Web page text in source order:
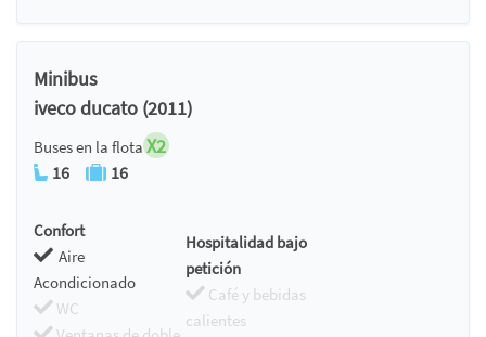
Minibus
iveco ducato (2011)
Buses en la flota X2
16 16
Confort
Aire
Acondicionado
WC
Hospitalidad bajo
petición
Café y bebidas
calientes